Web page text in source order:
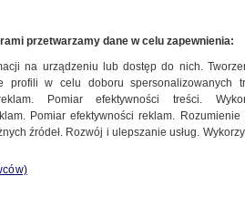
przetwarzamy dane w celu zapewnienia:
na urządzeniu lub dostęp do nich.
profili w celu doboru spersonalizowanych
reklam. Pomiar efektywności treści.
Pomiar efektywności reklam.
źródeł. Rozwój i ulepszanie usług.